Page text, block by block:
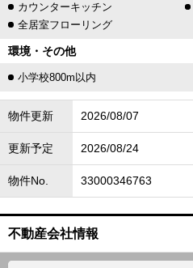
カウンターキッチン
全居室フローリング
環境・その他
小学校800m以内
物件更新 2026/08/07
更新予定 2026/08/24
物件No. 33000346763
不動産会社情報